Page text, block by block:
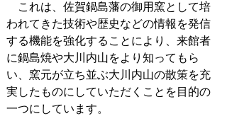
これは、佐賀鍋島藩の御用窯として培
われてきた技術や歴史などの情報を発信
する機能を強化することにより、来館者
に鍋島焼や大川内山をより知ってもら
い、窯元が立ち並ぶ大川内山の散策を充
実したものにしていただくことを目的の
一つにしています。